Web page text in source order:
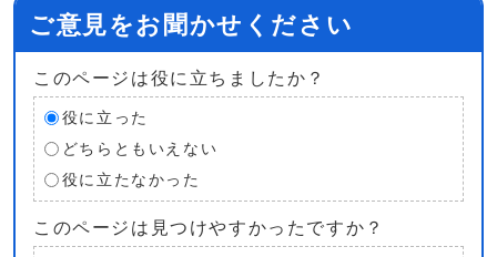
ご意見をお聞かせください
このページは役に立ちましたか？
役に立った
どちらともいえない
役に立たなかった
このページは見つけやすかったですか？